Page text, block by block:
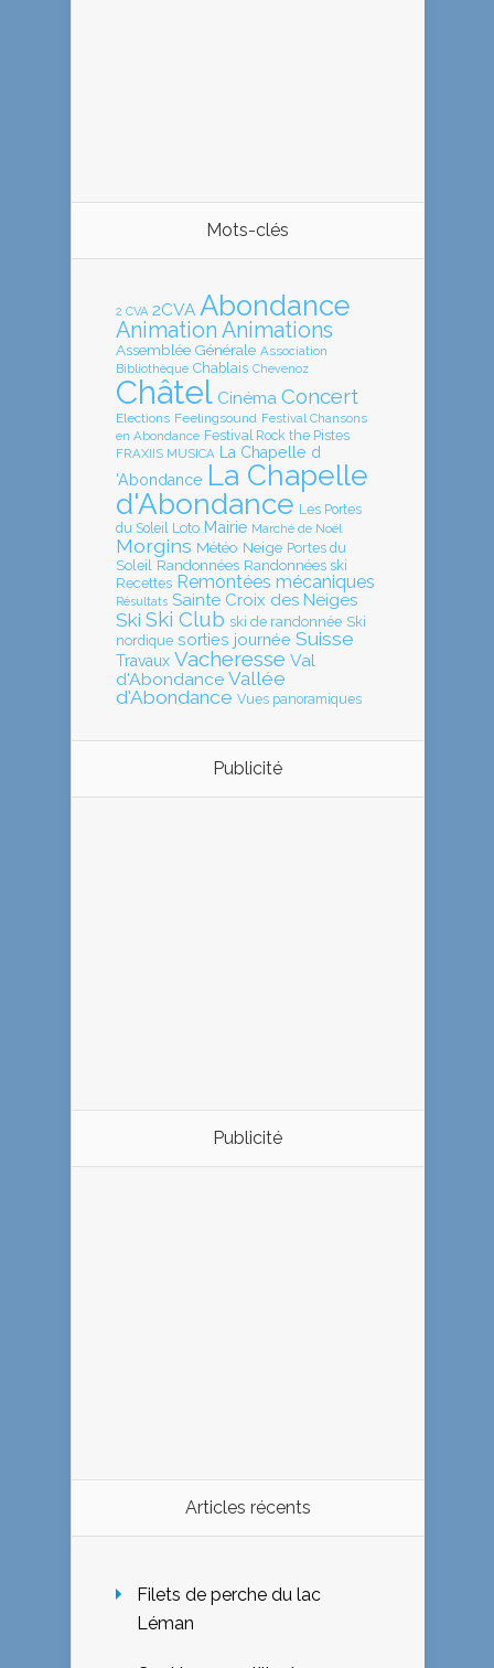
Mots-clés
2 CVA 2CVA Abondance
Animation Animations
Assemblée Générale Association
Bibliothèque Chablais Chevenoz
Châtel Cinéma Concert
Elections Feelingsound Festival Chansons
en Abondance Festival Rock the Pistes
FRAXIIS MUSICA
La Chapelle d
'Abondance La Chapelle
d'Abondance Les Portes
du Soleil Loto Mairie Marché de Noël
Morgins Météo Neige Portes du
Soleil Randonnées Randonnées ski
Recettes Remontées mécaniques
Résultats Sainte Croix des Neiges
Ski Ski Club ski de randonnée Ski
nordique sorties journée Suisse
Travaux Vacheresse Val
d'Abondance Vallée
d'Abondance Vues panoramiques
Publicité
Publicité
Articles récents
Filets de perche du lac
Léman